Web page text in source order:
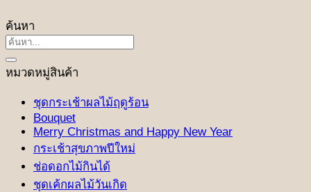
ค้นหา
ค้นหา:
หมวดหมู่สินค้า
ชุดกระเช้าผลไม้ฤดูร้อน
Bouquet
Merry Christmas and Happy New Year
กระเช้าสุขภาพปีใหม่
ช่อดอกไม้กินได้
ชุดเค้กผลไม้วันเกิด